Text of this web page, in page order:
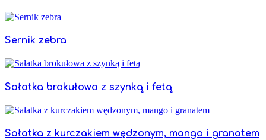
Sernik zebra
Sałatka brokułowa z szynką i fetą
Sałatka z kurczakiem wędzonym, mango i granatem